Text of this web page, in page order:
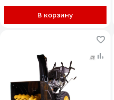
В корзину